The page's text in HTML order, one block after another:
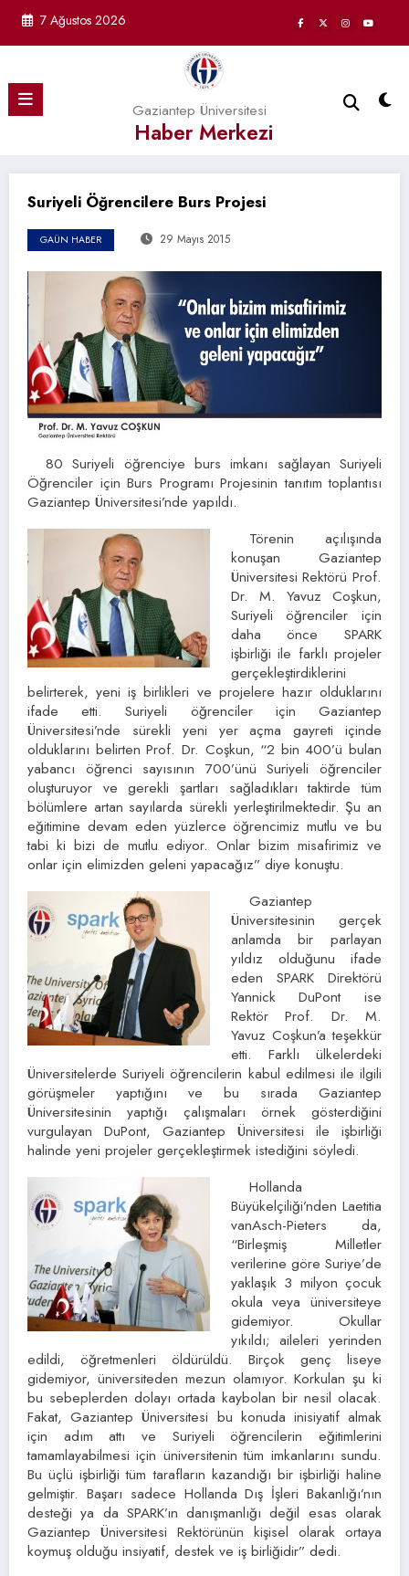
7 Ağustos 2026
Gaziantep Üniversitesi
Haber Merkezi
Suriyeli Öğrencilere Burs Projesi
GAÜN HABER 29 Mayıs 2015
80 Suriyeli öğrenciye burs imkanı sağlayan Suriyeli
Öğrenciler için Burs Programı Projesinin tanıtım toplantısı
Gaziantep Üniversitesi’nde yapıldı.
Törenin açılışında
konuşan Gaziantep
Üniversitesi Rektörü Prof.
Dr. M. Yavuz Coşkun,
Suriyeli öğrenciler için
daha önce SPARK
işbirliği ile farklı projeler
gerçekleştirdiklerini
belirterek, yeni iş birlikleri ve projelere hazır olduklarını
ifade etti. Suriyeli öğrenciler için Gaziantep
Üniversitesi’nde sürekli yeni yer açma gayreti içinde
olduklarını belirten Prof. Dr. Coşkun, “2 bin 400’ü bulan
yabancı öğrenci sayısının 700’ünü Suriyeli öğrenciler
oluşturuyor ve gerekli şartları sağladıkları taktirde tüm
bölümlere artan sayılarda sürekli yerleştirilmektedir. Şu an
eğitimine devam eden yüzlerce öğrencimiz mutlu ve bu
tabi ki bizi de mutlu ediyor. Onlar bizim misafirimiz ve
onlar için elimizden geleni yapacağız” diye konuştu.
Gaziantep
Üniversitesinin gerçek
anlamda bir parlayan
yıldız olduğunu ifade
eden SPARK Direktörü
Yannick DuPont ise
Rektör Prof. Dr. M.
Yavuz Coşkun’a teşekkür
etti. Farklı ülkelerdeki
Üniversitelerde Suriyeli öğrencilerin kabul edilmesi ile ilgili
görüşmeler yaptığını ve bu sırada Gaziantep
Üniversitesinin yaptığı çalışmaları örnek gösterdiğini
vurgulayan DuPont, Gaziantep Üniversitesi ile işbirliği
halinde yeni projeler gerçekleştirmek istediğini söyledi.
Hollanda
Büyükelçiliği’nden Laetitia
vanAsch-Pieters da,
“Birleşmiş Milletler
verilerine göre Suriye’de
yaklaşık 3 milyon çocuk
okula veya üniversiteye
gidemiyor. Okullar
yıkıldı; aileleri yerinden
edildi, öğretmenleri öldürüldü. Birçok genç liseye
gidemiyor, üniversiteden mezun olamıyor. Korkulan şu ki
bu sebeplerden dolayı ortada kaybolan bir nesil olacak.
Fakat, Gaziantep Üniversitesi bu konuda inisiyatif almak
için adım attı ve Suriyeli öğrencilerin eğitimlerini
tamamlayabilmesi için üniversitenin tüm imkanlarını sundu.
Bu üçlü işbirliği tüm tarafların kazandığı bir işbirliği haline
gelmiştir. Başarı sadece Hollanda Dış İşleri Bakanlığı’nın
desteği ya da SPARK’ın danışmanlığı değil esas olarak
Gaziantep Üniversitesi Rektörünün kişisel olarak ortaya
koymuş olduğu insiyatif, destek ve iş birliğidir” dedi.